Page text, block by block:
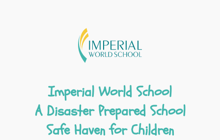
Imperial World School
A Disaster Prepared School
Safe Haven for Children